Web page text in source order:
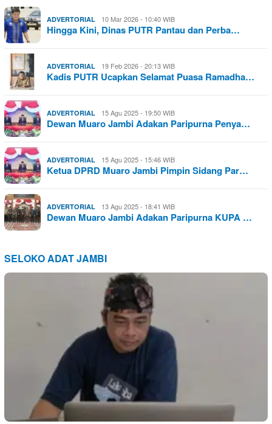
ADVERTORIAL 10 Mar 2026 - 10:40 WIB
Hingga Kini, Dinas PUTR Pantau dan Perba…
ADVERTORIAL 19 Feb 2026 - 20:13 WIB
Kadis PUTR Ucapkan Selamat Puasa Ramadha…
ADVERTORIAL 15 Agu 2025 - 19:50 WIB
Dewan Muaro Jambi Adakan Paripurna Penya…
ADVERTORIAL 15 Agu 2025 - 15:46 WIB
Ketua DPRD Muaro Jambi Pimpin Sidang Par…
ADVERTORIAL 13 Agu 2025 - 18:41 WIB
Dewan Muaro Jambi Adakan Paripurna KUPA …
SELOKO ADAT JAMBI